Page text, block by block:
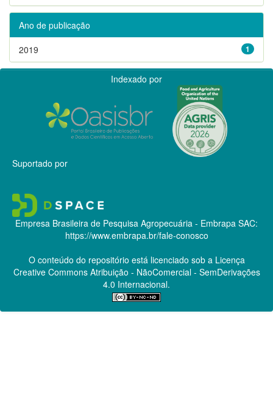
Ano de publicação
1
2019
Indexado por
Suportado por
Empresa Brasileira de Pesquisa Agropecuária - Embrapa SAC:
https://www.embrapa.br/fale-conosco
O conteúdo do repositório está licenciado sob a Licença
Creative CommonsAtribuição - NãoComercial - SemDerivações
4.0 Internacional.